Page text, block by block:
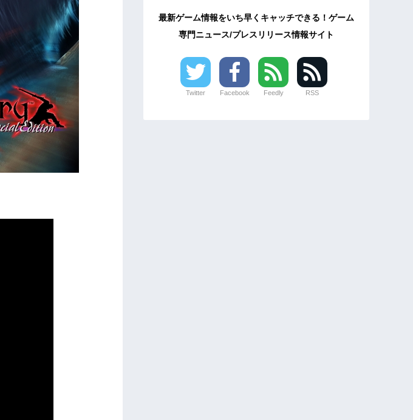
最新ゲーム情報をいち早くキャッチできる！ゲーム
専門ニュース/プレスリリース情報サイト
Twitter Facebook Feedly RSS